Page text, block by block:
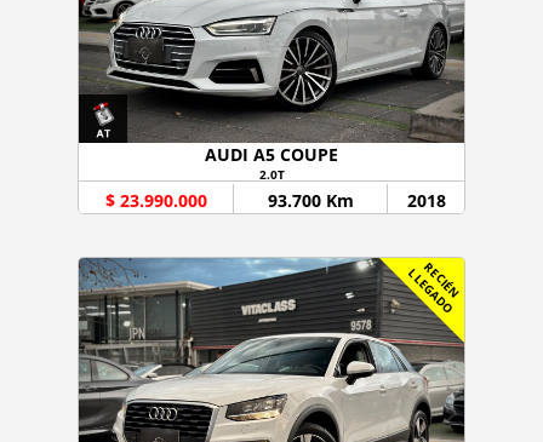
AUDI A5 COUPE
2.0T
$ 23.990.000 93.700 Km 2018
R
E
C
I
É
N
L
L
E
G
A
D
O